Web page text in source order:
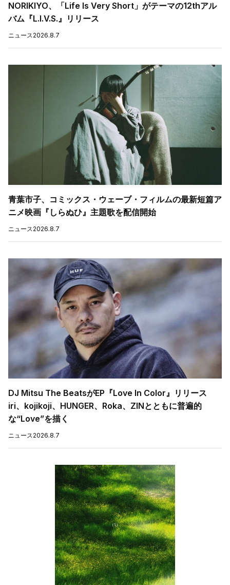
NORIKIYO、「Life Is Very Short」がテーマの12thアル
バム『L.I.V.S.』リリース
ニュース2026.8.7
青葉市子、コミックス・ウェーブ・フィルムの最新短篇ア
ニメ映画『しらぬひ』主題歌を配信開始
ニュース2026.8.7
DJ Mitsu The BeatsがEP『Love In Color』リリース
iri、kojikoji、HUNGER、Roka、ZINとともに普遍的
な“Love”を描く
ニュース2026.8.7